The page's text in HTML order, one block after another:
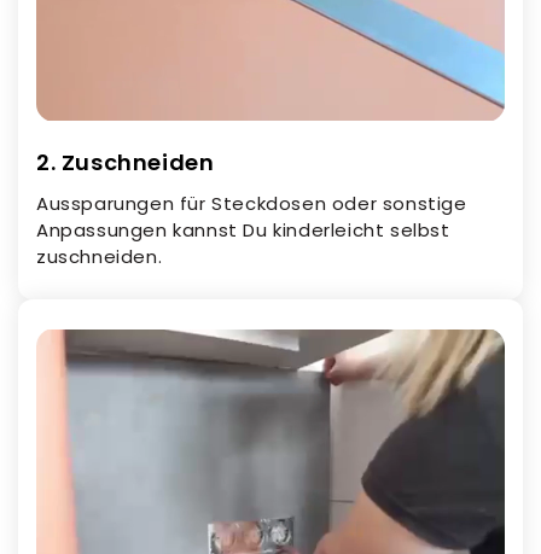
2. Zuschneiden
Aussparungen für Steckdosen oder sonstige
Anpassungen kannst Du kinderleicht selbst
zuschneiden.